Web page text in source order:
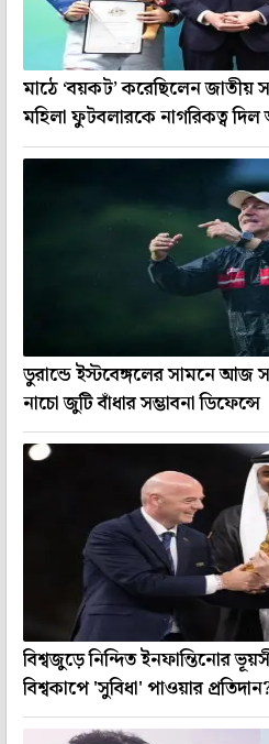
মাঠে ‘বয়কট’ করেছিলেন জাতীয়
মহিলা ফুটবলারকে নাগরিকত্ব দিল
ডুরান্ডে ইস্টবেঙ্গলের সামনে
নাচো জুটি বাঁধার সম্ভাবনা ডিফেন্সে
বিশ্বজুড়ে নিন্দিত ইনফান্তিনোর
বিশ্বকাপে 'সুবিধা' পাওয়ার